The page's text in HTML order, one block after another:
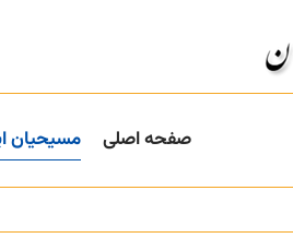
صفحه اصلی مسیحیان